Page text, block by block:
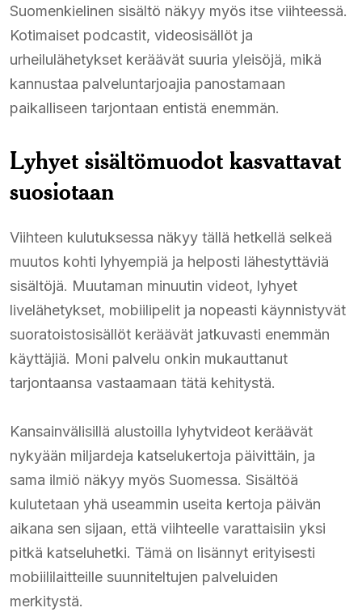
Suomenkielinen sisältö näkyy myös itse viihteessä.
Kotimaiset podcastit, videosisällöt ja
urheilulähetykset keräävät suuria yleisöjä, mikä
kannustaa palveluntarjoajia panostamaan
paikalliseen tarjontaan entistä enemmän.
Lyhyet sisältömuodot kasvattavat
suosiotaan
Viihteen kulutuksessa näkyy tällä hetkellä selkeä
muutos kohti lyhyempiä ja helposti lähestyttäviä
sisältöjä. Muutaman minuutin videot, lyhyet
livelähetykset, mobiilipelit ja nopeasti käynnistyvät
suoratoistosisällöt keräävät jatkuvasti enemmän
käyttäjiä. Moni palvelu onkin mukauttanut
tarjontaansa vastaamaan tätä kehitystä.
Kansainvälisillä alustoilla lyhytvideot keräävät
nykyään miljardeja katselukertoja päivittäin, ja
sama ilmiö näkyy myös Suomessa. Sisältöä
kulutetaan yhä useammin useita kertoja päivän
aikana sen sijaan, että viihteelle varattaisiin yksi
pitkä katseluhetki. Tämä on lisännyt erityisesti
mobiililaitteille suunniteltujen palveluiden
merkitystä.